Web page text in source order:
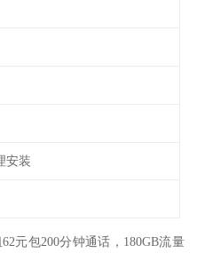
安装
元包200分钟通话，180GB流量